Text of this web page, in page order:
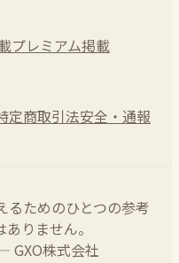
プレミアム掲載
定商取引法安全・通報
るためのひとつの参考
りません。
GXO株式会社